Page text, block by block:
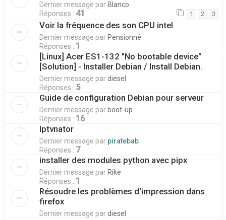
Dernier message par Blanco
Réponses : 41 1 2 3
Voir la fréquence des son CPU intel
Dernier message parPensionné
Réponses : 1
[Linux] Acer ES1-132 "No bootable device"
[Solution] - Installer Debian / Install Debian.
Dernier message pardiesel
Réponses : 5
Guide de configuration Debian pour serveur
Dernier message parboot-up
Réponses : 16
Iptvnator
Dernier message par piratebab
Réponses : 7
installer des modules python avec pipx
Dernier message parRike
Réponses : 1
Résoudre les problèmes d'impression dans
firefox
Dernier message pardiesel